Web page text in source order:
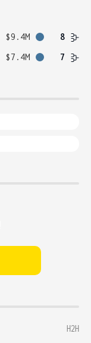
$9.4M
8
$7.4M 7
H2H